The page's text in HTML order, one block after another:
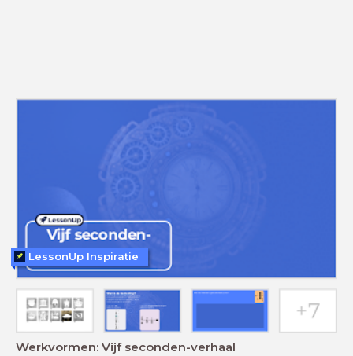
Werkvormen: Vijf seconden-verhaal
LessonUp Inspiratie